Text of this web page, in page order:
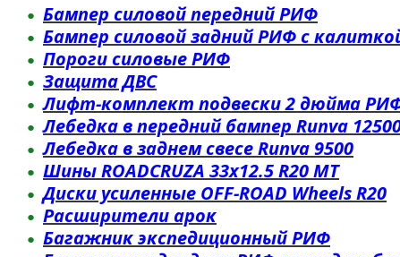
Бампер силовой переднийРИФ
Бампер силовой задний РИФ с
Пороги силовыеРИФ
Защита ДВС
Лифт-комплект подвески 2 дюйма
Лебедка в передний бампер Runva
Лебедка в заднем свесе Runva 9500
Шины ROADCRUZA 33x12.5 R20 MT
Диски усиленные OFF-ROAD Wheels R20
Расширители арок
Багажник экспедиционныйРИФ